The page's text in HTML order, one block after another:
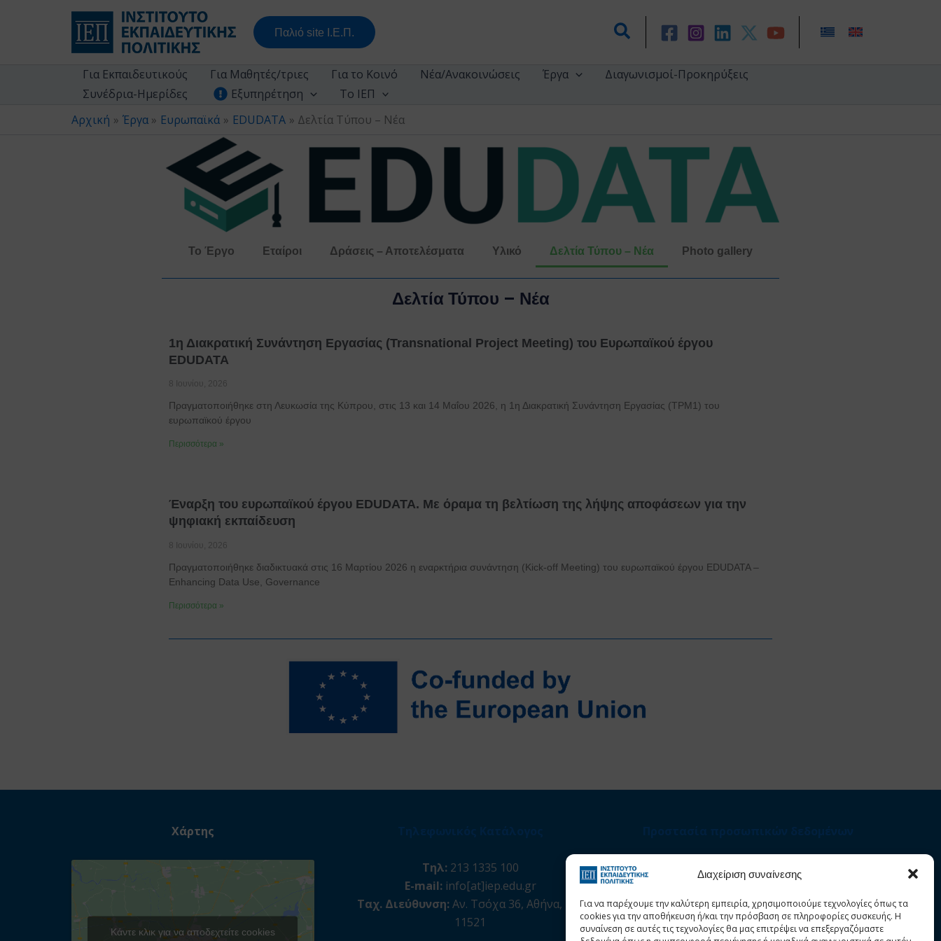
Διαχείριση συναίνεσης
Για να παρέχουμε την καλύτερη εμπειρία, χρησιμοποιούμε τεχνολογίες όπως τα
cookies για την αποθήκευση ή/και την πρόσβαση σε πληροφορίες συσκευής. Η
συναίνεση σε αυτές τις τεχνολογίες θα μας επιτρέψει να επεξεργαζόμαστε
Στατιστικά
Παλιό site Ι.Ε.Π. Αναζήτηση
Για Εκπαιδευτικούς Για Μαθητές/τριες Για το Κοινό Νέα/Ανακοινώσεις Έργα
Διαγωνισμοί-Προκηρύξεις
Συνέδρια-Ημερίδες
Εξυπηρέτηση
Το ΙΕΠ
Αρχική
Έργα Ευρωπαϊκά EDUDATA Δελτία Τύπου – Νέα
Το Έργο Εταίροι Δράσεις – Αποτελέσματα Υλικό Δελτία Τύπου – Νέα Photo gallery
Δελτία Τύπου – Νέα
1η Διακρατική Συνάντηση Εργασίας (Transnational Project Meeting) του Ευρωπαϊκού έργου
EDUDATA
8 Ιουνίου, 2026
Πραγματοποιήθηκε στη Λευκωσία της Κύπρου, στις 13 και 14 Μαΐου 2026, η 1η Διακρατική Συνάντηση Εργασίας (TPM1) του
ευρωπαϊκού έργου
Περισσότερα »
Έναρξη του ευρωπαϊκού έργου EDUDATA. Με όραμα τη βελτίωση της λήψης αποφάσεων για την
ψηφιακή εκπαίδευση
8 Ιουνίου, 2026
Πραγματοποιήθηκε διαδικτυακά στις 16 Μαρτίου 2026 η εναρκτήρια συνάντηση (Kick-off Meeting) του ευρωπαϊκού έργου EDUDATA –
Enhancing Data Use, Governance
Περισσότερα »
Χάρτης
Κάντε κλικ για να αποδεχτείτε cookies
Τηλ:213 1335 100
E-mail: info[at]iep.edu.gr
Ταχ. Διεύθυνση:Αν. Τσόχα 36, Αθήνα, Τ.Κ.
11521